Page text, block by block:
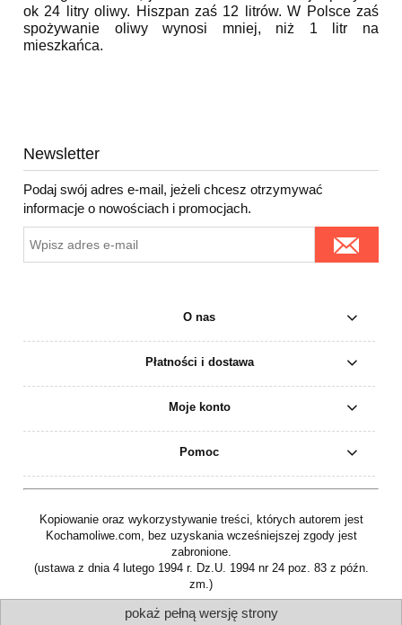
ok 24 litry oliwy. Hiszpan zaś 12 litrów. W Polsce zaś
spożywanie oliwy wynosi mniej, niż 1 litr na
mieszkańca.
Newsletter
Podaj swój adres e-mail, jeżeli chcesz otrzymywać
informacje o nowościach i promocjach.
O nas
Płatności i dostawa
Moje konto
Pomoc
Kopiowanie oraz wykorzystywanie treści, których autorem jest
Kochamoliwe.com, bez uzyskania wcześniejszej zgody jest
zabronione.
(ustawa z dnia 4 lutego 1994 r. Dz.U. 1994 nr 24 poz. 83 z późn.
zm.)
pokaż pełną wersję strony